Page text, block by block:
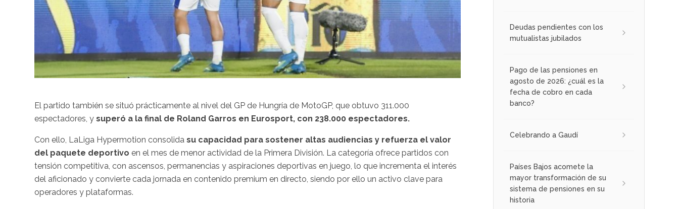
El partido también se situó prácticamente al nivel del GP de Hungría de MotoGP, que obtuvo 311.000
espectadores, y superó a la final de Roland Garros en Eurosport, con 238.000 espectadores.
Con ello, LaLiga Hypermotion consolida su capacidad para sostener altas audiencias y refuerza el valor
del paquete deportivo en el mes de menor actividad de la Primera División. La categoría ofrece partidos con
tensión competitiva, con ascensos, permanencias y aspiraciones deportivas en juego, lo que incrementa el interés
del aficionado y convierte cada jornada en contenido premium en directo, siendo por ello un activo clave para
operadores y plataformas.
Deudas pendientes con los
mutualistas jubilados
Pago de las pensiones en
agosto de 2026: ¿cuál es la
fecha de cobro en cada
banco?
Celebrando a Gaudí
Países Bajos acomete la
mayor transformación de su
sistema de pensiones en su
historia